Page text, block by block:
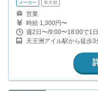
メーカー 東京都
営業
時給 1,300円〜
週2日〜/9:00〜18:00で1
天王洲アイル駅から徒歩